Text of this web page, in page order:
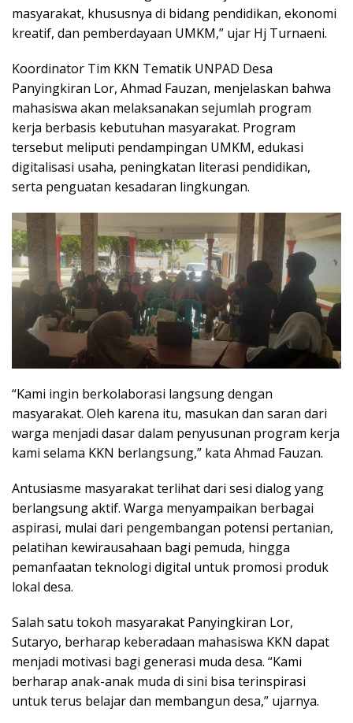
masyarakat, khususnya di bidang pendidikan, ekonomi
kreatif, dan pemberdayaan UMKM,” ujar Hj Turnaeni.
Koordinator Tim KKN Tematik UNPAD Desa
Panyingkiran Lor, Ahmad Fauzan, menjelaskan bahwa
mahasiswa akan melaksanakan sejumlah program
kerja berbasis kebutuhan masyarakat. Program
tersebut meliputi pendampingan UMKM, edukasi
digitalisasi usaha, peningkatan literasi pendidikan,
serta penguatan kesadaran lingkungan.
“Kami ingin berkolaborasi langsung dengan
masyarakat. Oleh karena itu, masukan dan saran dari
warga menjadi dasar dalam penyusunan program kerja
kami selama KKN berlangsung,” kata Ahmad Fauzan.
Antusiasme masyarakat terlihat dari sesi dialog yang
berlangsung aktif. Warga menyampaikan berbagai
aspirasi, mulai dari pengembangan potensi pertanian,
pelatihan kewirausahaan bagi pemuda, hingga
pemanfaatan teknologi digital untuk promosi produk
lokal desa.
Salah satu tokoh masyarakat Panyingkiran Lor,
Sutaryo, berharap keberadaan mahasiswa KKN dapat
menjadi motivasi bagi generasi muda desa. “Kami
berharap anak-anak muda di sini bisa terinspirasi
untuk terus belajar dan membangun desa,” ujarnya.